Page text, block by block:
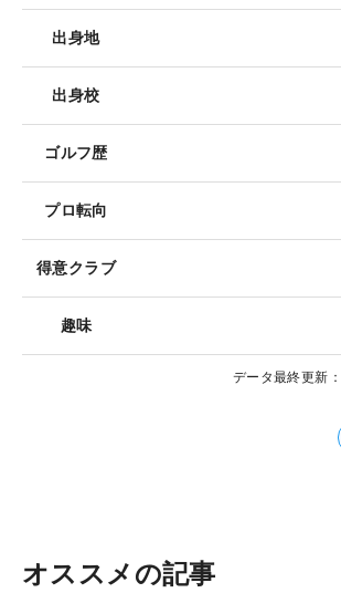
出身地
出身校
ゴルフ歴
プロ転向
得意クラブ
趣味
データ最終更新：
オススメの記事